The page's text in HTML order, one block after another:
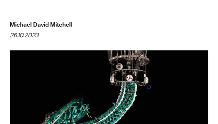
Michael David Mitchell
26.10.2023